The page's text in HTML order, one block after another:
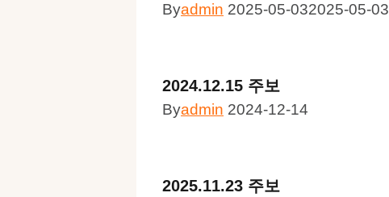
Byadmin 2025-05-032025-05-03
2024.12.15 주보
Byadmin 2024-12-14
2025.11.23 주보